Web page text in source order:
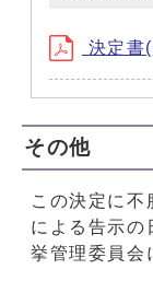
決定書
その他
この決定に
による告示の
挙管理委員会